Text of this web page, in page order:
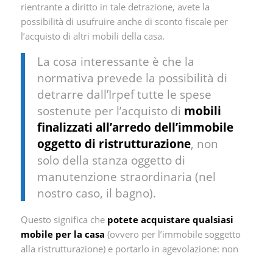
rientrante a diritto in tale detrazione, avete la
possibilità di usufruire anche di sconto fiscale per
l’acquisto di altri mobili della casa.
La cosa interessante è che la
normativa prevede la possibilità di
detrarre dall’Irpef tutte le spese
sostenute per l’acquisto di mobili
finalizzati all’arredo dell’immobile
oggetto di ristrutturazione, non
solo della stanza oggetto di
manutenzione straordinaria (nel
nostro caso, il bagno).
Questo significa che potete acquistare qualsiasi
mobile per la casa (ovvero per l’immobile soggetto
alla ristrutturazione) e portarlo in agevolazione: non